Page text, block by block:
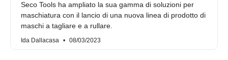
Seco Tools ha ampliato la sua gamma di soluzioni per
maschiatura con il lancio di una nuova linea di prodotto di
maschi a tagliare e a rullare.
Ida Dallacasa 08/03/2023